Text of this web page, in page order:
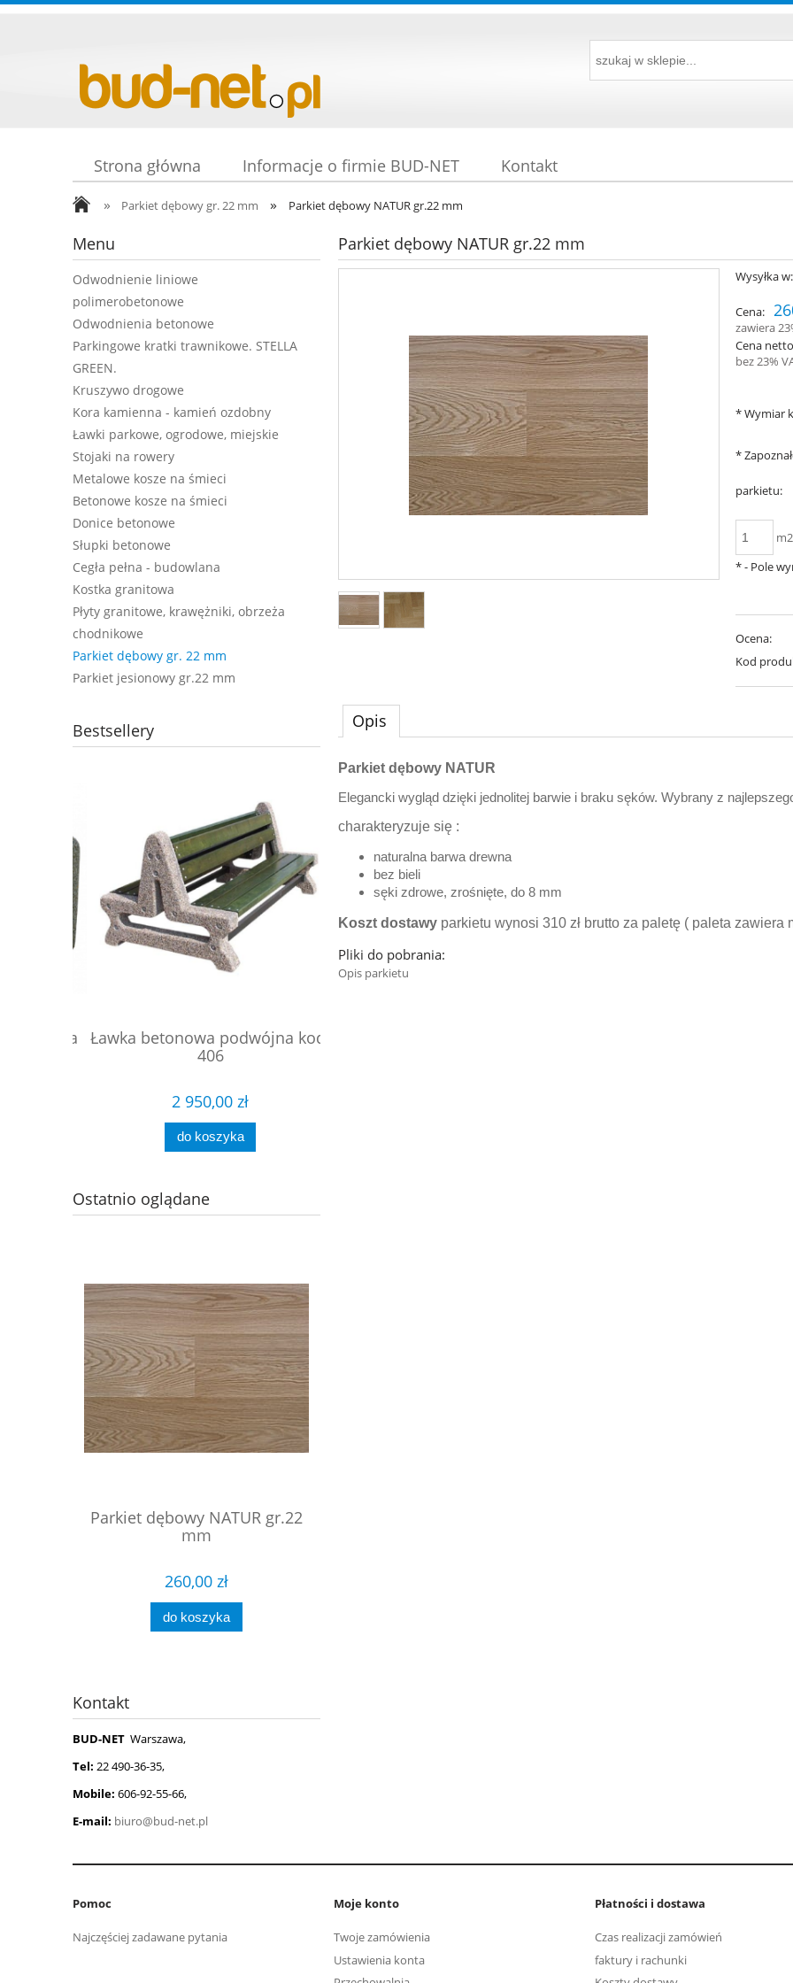
Strona główna Informacje o firmie BUD-NET Kontakt
» Parkiet dębowy gr. 22 mm » Parkiet dębowy NATUR gr.22 mm
Menu
Odwodnienie liniowe
polimerobetonowe
Odwodnienia betonowe
Parkingowe kratki trawnikowe. STELLA
GREEN.
Kruszywo drogowe
Kora kamienna - kamień ozdobny
Ławki parkowe, ogrodowe, miejskie
Stojaki na rowery
Metalowe kosze na śmieci
Betonowe kosze na śmieci
Donice betonowe
Słupki betonowe
Cegła pełna - budowlana
Kostka granitowa
Płyty granitowe, krawężniki, obrzeża
chodnikowe
Parkiet dębowy gr. 22 mm
Parkiet jesionowy gr.22 mm
Bestsellery
Ławka betonowa podwójna kod:
406
2 950,00 zł
do koszyka
Ostatnio oglądane
Parkiet dębowy NATUR gr.22
mm
260,00 zł
do koszyka
Kontakt
BUD-NET Warszawa,
Tel: 22 490-36-35,
Mobile: 606-92-55-66,
E-mail: biuro@bud-net.pl
Parkiet dębowy NATUR gr.22 mm
Wysyłka w:
Cena:
zawiera
Cena
bez 23%
*Wymiar
*
parkietu:
m2
*- Pole
Ocena:
Kod
Opis
Parkiet dębowy NATUR
Elegancki wygląd dzięki jednolitej barwie i braku sęków. Wybrany z
charakteryzuje się :
naturalna barwa drewna
bez bieli
sęki zdrowe, zrośnięte, do 8 mm
Koszt dostawy parkietu wynosi 310 zł brutto za paletę ( paleta zawiera
Pliki do pobrania:
Opis parkietu
Pomoc
Najczęściej zadawane pytania
Moje konto
Twoje zamówienia
Ustawienia konta
Płatności i dostawa
Czas realizacji zamówień
faktury i rachunki